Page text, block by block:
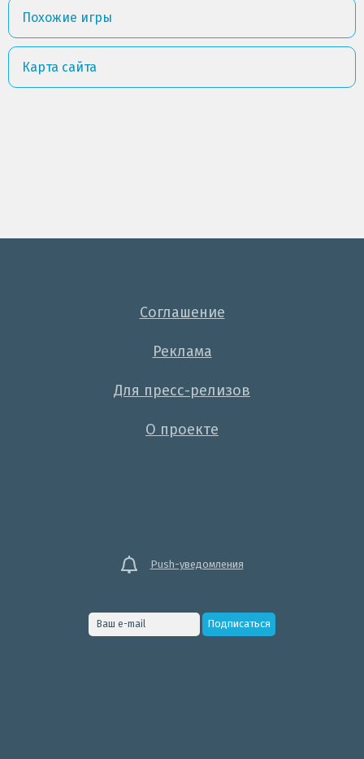
Похожие игры
Карта сайта
Соглашение
Реклама
Для пресс-релизов
О проекте
Push-уведомления